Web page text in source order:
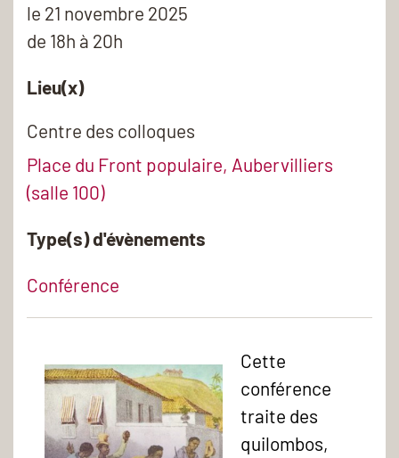
le 21 novembre 2025
de 18h à 20h
Lieu(x)
Centre des colloques
Place du Front populaire, Aubervilliers
(salle 100)
Type(s) d'évènements
Conférence
Cette
conférence
traite des
quilombos,